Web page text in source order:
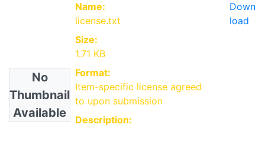
No
Thumbnail
Available
Name:
license.txt
Size:
1.71 KB
Format:
Item-specific license agreed
to upon submission
Description:
Down
load